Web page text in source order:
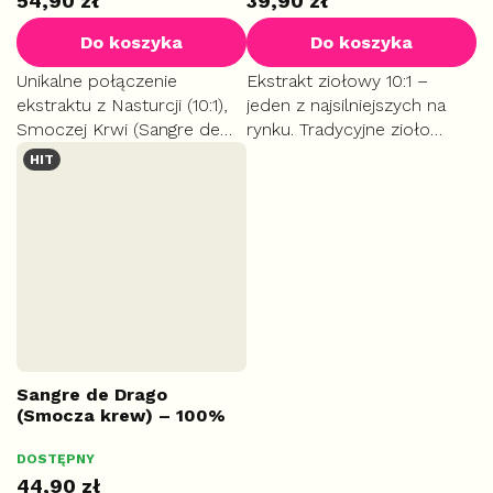
Do koszyka
Unikalne połączenie
ekstraktu z Nasturcji (10:1),
Smoczej Krwi (Sangre de
Drago) i Witaminy C.
Do koszyka
Ekstrakt ziołowy 10:1 –
jeden z najsilniejszych na
rynku. Tradycyjne zioło
HIT
Sangre de Drago
(Smocza krew) – 100%
MAŁE
ocena
DOSTĘPNY
44,90 zł